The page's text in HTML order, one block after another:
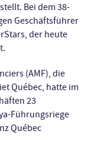
Bei dem 38-
Geschäftsführer
der heute
(AMF), die
Québec, hatte im
23
Führungsriege
Québec